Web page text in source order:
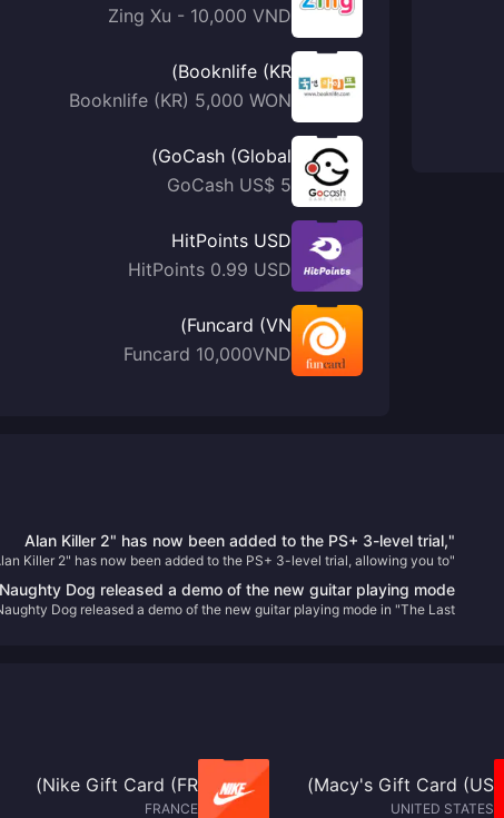
Zing Xu - 10,000 VND
Booknlife (KR)
Booknlife (KR) 5,000 WON
GoCash (Global)
GoCash US$ 5
HitPoints USD
HitPoints 0.99 USD
Funcard (VN)
Funcard 10,000VND
"Alan Killer 2" has now been added to the PS+ 3-level trial,
allowing you to experience 3 hours of game content
Killer 2" has now been added to the PS+ 3-level trial, allowing you to
Dog released a demo of the new guitar playing mode
in "The Last of Us Part II: HD Remastered Edition"
Dog released a demo of the new guitar playing mode in "The Last
Macy's Gift Card (US)
UNITED STATES
Nike Gift Card (FR)
FRANCE